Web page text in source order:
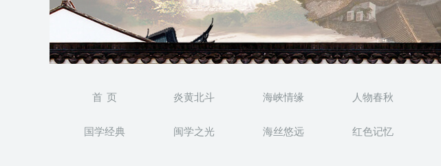
首 页 炎黄北斗 海峡情缘 人物春秋
国学经典 闽学之光 海丝悠远 红色记忆